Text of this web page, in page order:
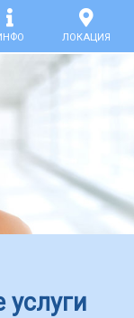
ЛОКАЦИЯ
услуги